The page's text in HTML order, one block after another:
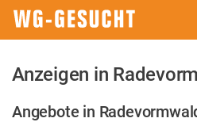
Anzeigen in
Angebote in